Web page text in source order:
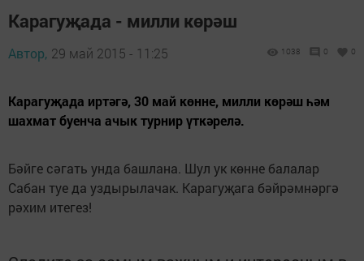
Карагуҗада - милли көрәш
Автор, 29 май 2015 - 11:25 1038 0 0
Карагуҗада иртәгә, 30 май көнне, милли көрәш һәм
шахмат буенча ачык турнир үткәрелә.
Бәйге сәгать унда башлана. Шул ук көнне балалар
Сабан туе да уздырылачак. Карагуҗага бәйрәмнәргә
рәхим итегез!